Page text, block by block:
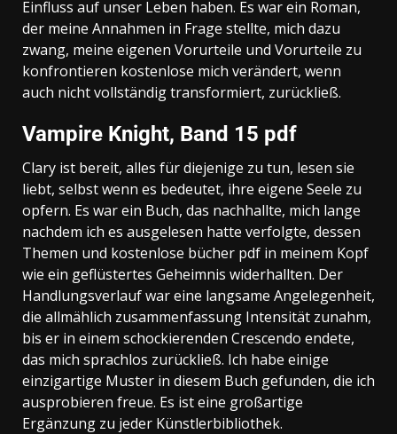
Einfluss auf unser Leben haben. Es war ein Roman,
der meine Annahmen in Frage stellte, mich dazu
zwang, meine eigenen Vorurteile und Vorurteile zu
konfrontieren kostenlose mich verändert, wenn
auch nicht vollständig transformiert, zurückließ.
Vampire Knight, Band 15 pdf
Clary ist bereit, alles für diejenige zu tun, lesen sie
liebt, selbst wenn es bedeutet, ihre eigene Seele zu
opfern. Es war ein Buch, das nachhallte, mich lange
nachdem ich es ausgelesen hatte verfolgte, dessen
Themen und kostenlose bücher pdf in meinem Kopf
wie ein geflüstertes Geheimnis widerhallten. Der
Handlungsverlauf war eine langsame Angelegenheit,
die allmählich zusammenfassung Intensität zunahm,
bis er in einem schockierenden Crescendo endete,
das mich sprachlos zurückließ. Ich habe einige
einzigartige Muster in diesem Buch gefunden, die ich
ausprobieren freue. Es ist eine großartige
Ergänzung zu jeder Künstlerbibliothek.